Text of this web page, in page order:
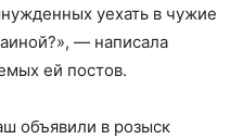
уехать в чужие
— написала
ей постов.
объявили в розыск